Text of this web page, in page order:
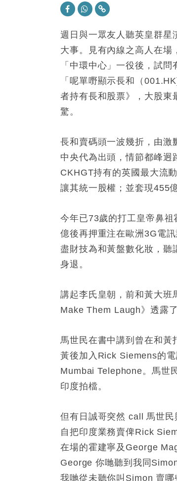
週日與一眾友人聽英皇群星
大事。見有內線之高人在場
「中環中心」一役後，試
「呢單嘢顯示長和（
者持有長和股票》，大股東
驚。
長和賣碼頭一波幾折，由激
中央代為出頭，情節都峰迥
CKHGT持有的英國最大流
讓其統一股權；並套現455
今年已73歲的打工皇帝鼻
億後再押重注在歐洲3G電
盡財技為和黃盤數化妝，聽
身退。
講起李氏皇朝，前和黃大
Make Them Laugh》透露
馬世民在書中講到曾在和
黃後加入Rick Siemens的
Mumbai Telephone。馬世
印度拍檔。
但有日誠哥突然 call 馬世
自把印度業務賣俾Rick
在場的霍建寧及George
George 你哋聽到我同
我哋從未聽你叫Simon 賣哪